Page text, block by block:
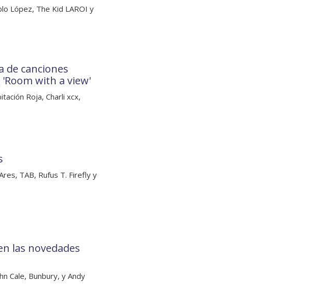
López, The Kid LAROI y
de canciones
with a view'
Roja, Charli xcx,
TAB, Rufus T. Firefly y
las novedades
Cale, Bunbury, y Andy